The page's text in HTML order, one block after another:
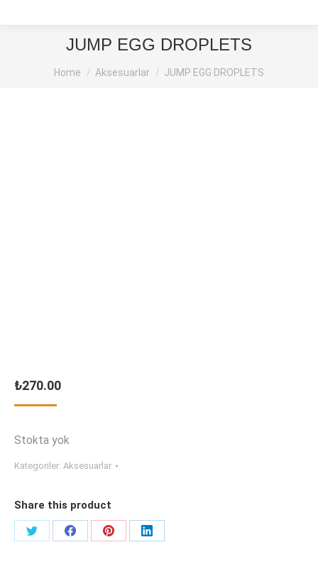
JUMP EGG DROPLETS
You are here:
Home Aksesuarlar JUMP EGG DROPLETS
₺270.00
Stokta yok
Kategoriler: Aksesuarlar
Share this product
Share
Share
Share
Share